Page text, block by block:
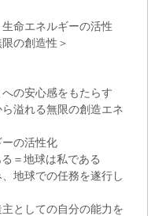
命エネルギーの活性
の創造性＞
の安心感をもたらす
溢れる無限の創造エネ
ーの活性化
＝地球は私である
地球での任務を遂行し
としての自分の能力を